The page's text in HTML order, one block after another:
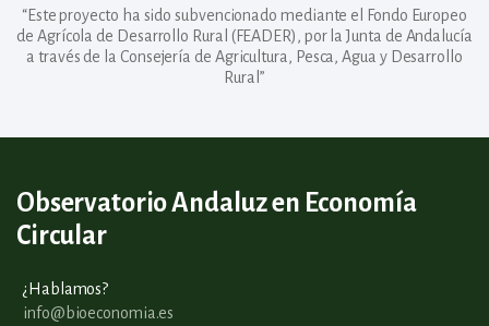
“Este proyecto ha sido subvencionado mediante el Fondo Europeo
de Agrícola de Desarrollo Rural (FEADER), por la Junta de Andalucía
a través de la Consejería de Agricultura, Pesca, Agua y Desarrollo
Rural”
Observatorio Andaluz en Economía
Circular
¿Hablamos?
info@bioeconomia.es